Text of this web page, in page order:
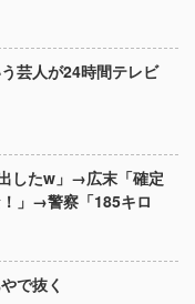
芸人が24時間テレビ
したw」→広末「確定
」→警察「185キロ
で抜く